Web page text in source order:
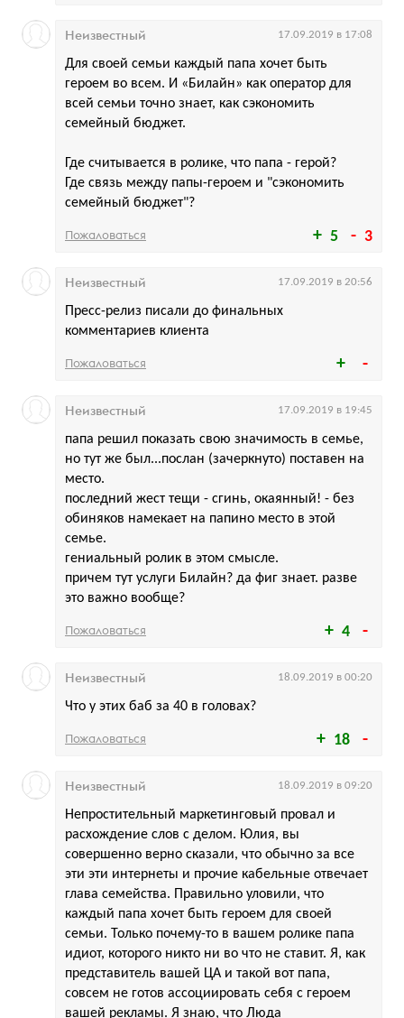
5 3
Для своей семьи каждый папа хочет быть
героем во всем. И «Билайн» как оператор для
всей семьи точно знает, как сэкономить
семейный бюджет.
Где считывается в ролике, что папа - герой?
Где связь между папы-героем и "сэкономить
семейный бюджет"?
Неизвестный 17.09.2019 в 17:08
Пожаловаться
Пресс-релиз писали до финальных
комментариев клиента
Неизвестный 17.09.2019 в 20:56
Пожаловаться
4
папа решил показать свою значимость в семье,
но тут же был...послан (зачеркнуто) поставен на
место.
последний жест тещи - сгинь, окаянный! - без
обиняков намекает на папино место в этой
семье.
гениальный ролик в этом смысле.
причем тут услуги Билайн? да фиг знает. разве
это важно вообще?
Неизвестный 17.09.2019 в 19:45
Пожаловаться
18
Что у этих баб за 40 в головах?
Неизвестный 18.09.2019 в 00:20
Пожаловаться
Непростительный маркетинговый провал и
расхождение слов с делом. Юлия, вы
совершенно верно сказали, что обычно за все
эти эти интернеты и прочие кабельные отвечает
глава семейства. Правильно уловили, что
каждый папа хочет быть героем для своей
семьи. Только почему-то в вашем ролике папа
идиот, которого никто ни во что не ставит. Я, как
представитель вашей ЦА и такой вот папа,
совсем не готов ассоциировать себя с героем
вашей рекламы. Я знаю, что Люда
Неизвестный 18.09.2019 в 09:20